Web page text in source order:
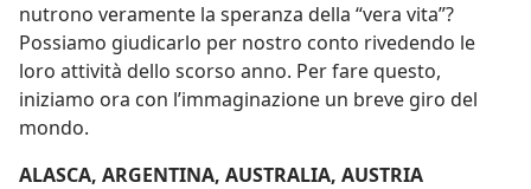
nutrono veramente la speranza della “vera vita”?
Possiamo giudicarlo per nostro conto rivedendo le
loro attività dello scorso anno. Per fare questo,
iniziamo ora con l’immaginazione un breve giro del
mondo.
ALASCA, ARGENTINA, AUSTRALIA, AUSTRIA